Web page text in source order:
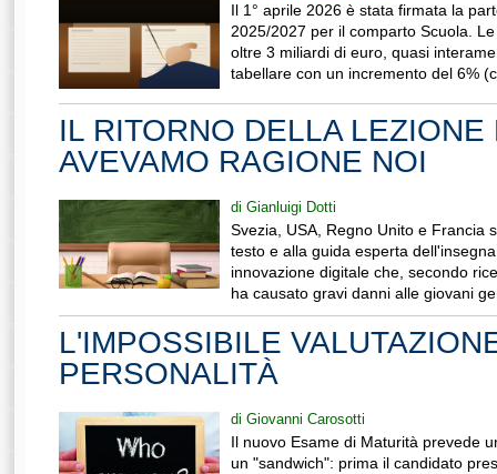
Il 1° aprile 2026 è stata firmata la
2025/2027 per il comparto Scuola.
oltre 3 miliardi di euro, quasi
tabellare con un incremento del 6%
IL RITORNO DELLA
AVEVAMO RAGIONE NOI
di Gianluigi Dotti
Svezia, USA, Regno Unito e Francia
testo e alla guida esperta
innovazione digitale che, secondo
ha causato gravi danni alle giovani
L'IMPOSSIBILE
PERSONALITÀ
di Giovanni Carosotti
Il nuovo Esame di Maturità prevede
un "sandwich": prima il candidato